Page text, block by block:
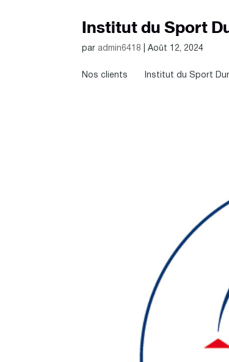
Institut du Sport
par admin6418 |Août 12, 2024
Nos clients Institut du Sport